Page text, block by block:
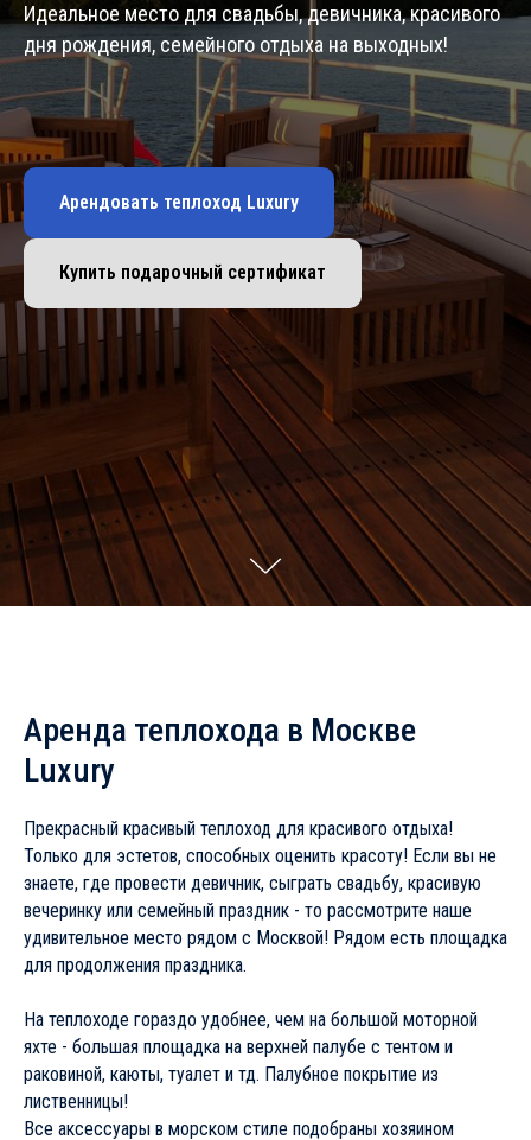
Идеальное место для свадьбы, девичника, красивого
дня рождения, семейного отдыха на выходных!
Арендовать теплоход Luxury
Купить подарочный сертификат